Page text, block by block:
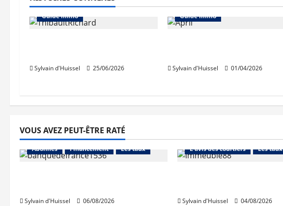
Abonnés
Assurer son bien
Guide immo
Sylvain d'Huissel 25/06/2026
Guide immo
Sylvain d'Huissel 01/04/2026
VOUS AVEZ PEUT-ÊTRE RATÉ
Abonnés Financement Les taux
Sylvain d'Huissel 06/08/2026
L'avis des courtiers
Les taux
Sylvain d'Huissel 04/08/2026